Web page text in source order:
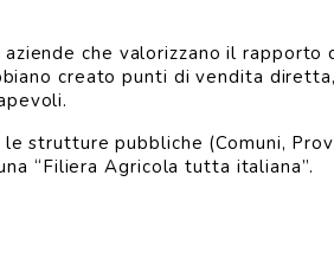
che valorizzano il rapporto
creato punti di vendita
strutture pubbliche (Comuni,
“Filiera Agricola tutta italiana”.